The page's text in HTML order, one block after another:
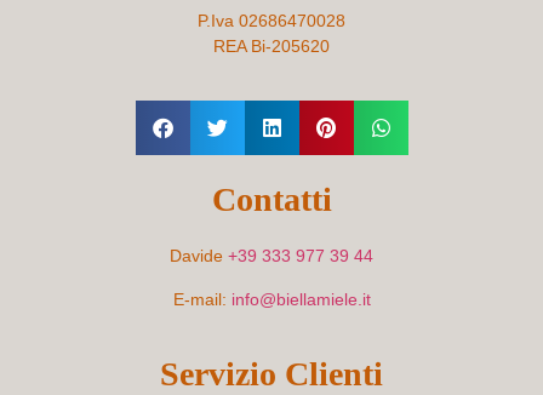
P.Iva 02686470028
REA Bi-205620
Contatti
Davide +39 333 977 39 44
E-mail: info@biellamiele.it
Servizio Clienti